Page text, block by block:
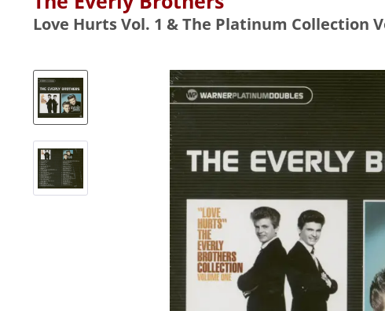
Love Hurts Vol. 1 & The Platinum Collection